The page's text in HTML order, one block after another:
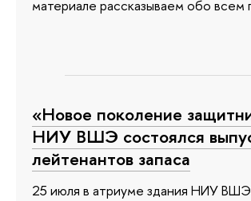
материале рассказываем обо
«Новое поколение
НИУ ВШЭ состоялся
лейтенантов запаса
25 июля в атриуме здания НИУ